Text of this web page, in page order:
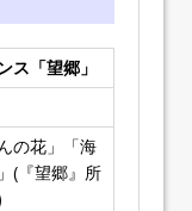
ス「望郷」
の花」「海
(『望郷』所